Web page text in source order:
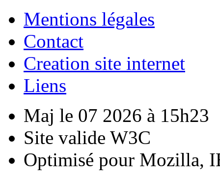
Mentions légales
Contact
Creation site internet
Liens
Maj le 07 2026 à 15h23
Site valide W3C
Optimisé pour Mozilla,